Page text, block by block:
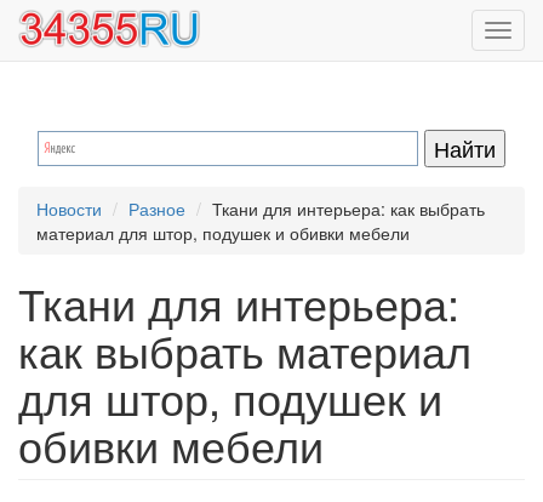
Перейти
основному
Новости Разное
Ткани для интерьера: как выбрать
материал для штор, подушек и обивки мебели
Ткани для интерьера:
как выбрать материал
для штор, подушек и
обивки мебели